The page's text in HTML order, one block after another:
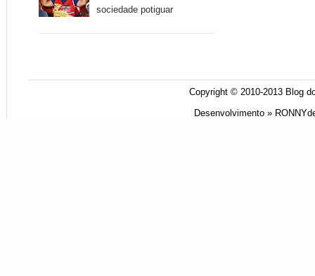
sociedade potiguar
Copyright © 2010-2013 Blog
Desenvolvimento »